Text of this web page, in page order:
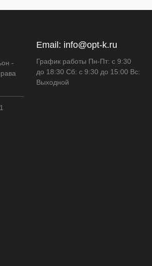
-
Email: info@opt-k.ru
График работы Пн-Пт: с 9:30
до 18:30 Сб: с 9:30 до 15:00 Вс:
Выходной